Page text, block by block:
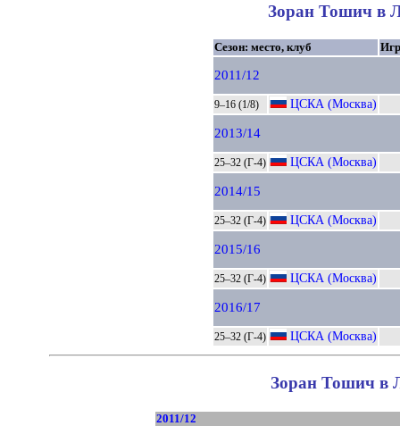
Зоран Тошич в
Сезон: место, клуб
2011/12
9–16 (1/8) ЦСКА (Москва)
2013/14
25–32 (Г-4) ЦСКА (Москва)
2014/15
25–32 (Г-4) ЦСКА (Москва)
2015/16
25–32 (Г-4) ЦСКА (Москва)
2016/17
25–32 (Г-4) ЦСКА (Москва)
Зоран Тошич в
2011/12